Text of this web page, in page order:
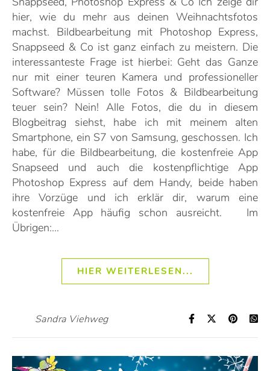
hier, wie du mehr aus deinen Weihnachtsfotos
machst. Bildbearbeitung mit Photoshop Express,
Snappseed & Co ist ganz einfach zu meistern. Die
interessanteste Frage ist hierbei: Geht das Ganze
nur mit einer teuren Kamera und professioneller
Software? Müssen tolle Fotos & Bildbearbeitung
teuer sein? Nein! Alle Fotos, die du in diesem
Blogbeitrag siehst, habe ich mit meinem alten
Smartphone, ein S7 von Samsung, geschossen. Ich
habe, für die Bildbearbeitung, die kostenfreie App
Snapseed und auch die kostenpflichtige App
Photoshop Express auf dem Handy, beide haben
ihre Vorzüge und ich erklär dir, warum eine
kostenfreie App häufig schon ausreicht. Im
Übrigen:…
HIER WEITERLESEN...
Sandra Viehweg